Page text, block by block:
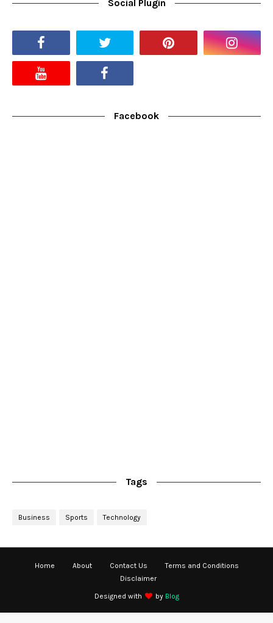
Social Plugin
Facebook
Tags
Business Sports Technology
Home About Contact Us
Terms and Conditions
Disclaimer
Designed with by Blog